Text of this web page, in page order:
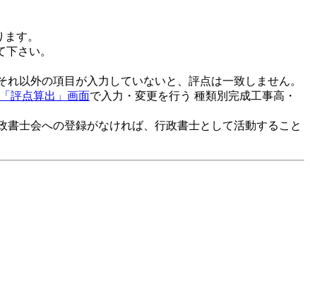
す。
下さい。
れ以外の項目が入力していないと、評点は一致しません。
「評点算出」画面で入力・変更を行う 種類別完成工事高・
士会への登録がなければ、行政書士として活動すること